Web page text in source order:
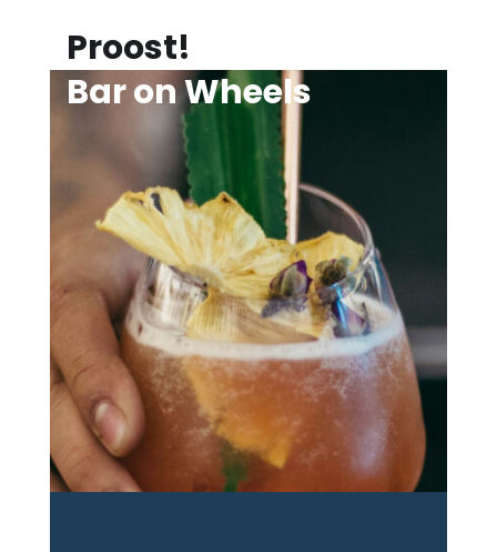
Proost!
Bar on Wheels